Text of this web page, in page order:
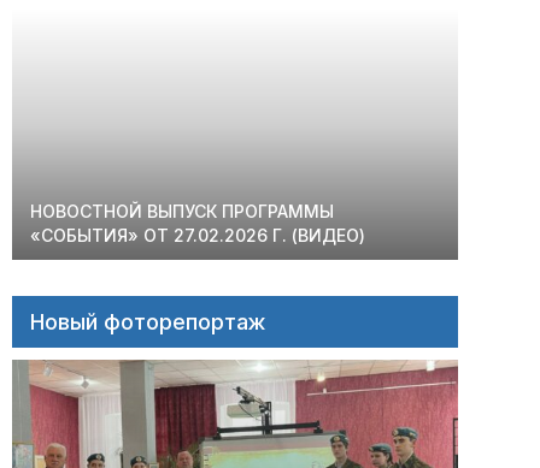
НОВОСТНОЙ ВЫПУСК ПРОГРАММЫ
«СОБЫТИЯ» ОТ 27.02.2026 Г. (ВИДЕО)
Новый фоторепортаж